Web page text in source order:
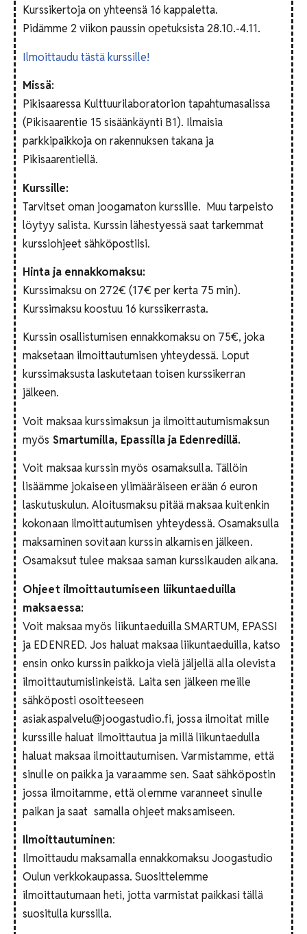
Kurssikertoja on yhteensä 16 kappaletta.
Pidämme 2 viikon paussin opetuksista 28.10.-4.11.
Ilmoittaudu tästäkurssille!
Missä:
Pikisaaressa Kulttuurilaboratorion tapahtumasalissa
(Pikisaarentie 15 sisäänkäynti B1). Ilmaisia
parkkipaikkoja on rakennuksen takana ja
Pikisaarentiellä.
Kurssille:
Tarvitset oman joogamaton kurssille. Muu tarpeisto
löytyy salista. Kurssin lähestyessä saat tarkemmat
kurssiohjeet sähköpostiisi.
Hinta ja ennakkomaksu:
Kurssimaksu on 272€ (17€ per kerta 75 min).
Kurssimaksu koostuu 16 kurssikerrasta.
Kurssin osallistumisen ennakkomaksu on 75€, joka
maksetaan ilmoittautumisen yhteydessä. Loput
kurssimaksusta laskutetaan toisen kurssikerran
jälkeen.
Voit maksaa kurssimaksun ja ilmoittautumismaksun
myös Smartumilla, Epassilla ja Edenredillä.
Voit maksaa kurssin myös osamaksulla. Tällöin
lisäämme jokaiseen ylimääräiseen erään 6 euron
laskutuskulun. Aloitusmaksu pitää maksaa kuitenkin
kokonaan ilmoittautumisen yhteydessä. Osamaksulla
maksaminen sovitaan kurssin alkamisen jälkeen.
Osamaksut tulee maksaa saman kurssikauden aikana.
Ohjeet ilmoittautumiseen liikuntaeduilla
maksaessa:
Voit maksaa myös liikuntaeduilla SMARTUM, EPASSI
ja EDENRED. Jos haluat maksaa liikuntaeduilla, katso
ensin onko kurssin paikkoja vielä jäljellä alla olevista
ilmoittautumislinkeistä. Laita sen jälkeen meille
sähköposti osoitteeseen
asiakaspalvelu@joogastudio.fi, jossa ilmoitat mille
kurssille haluat ilmoittautua ja millä liikuntaedulla
haluat maksaa ilmoittautumisen. Varmistamme, että
sinulle on paikka ja varaamme sen. Saat sähköpostin
jossa ilmoitamme, että olemme varanneet sinulle
paikan ja saat samalla ohjeet maksamiseen.
Ilmoittautuminen:
Ilmoittaudu maksamalla ennakkomaksu Joogastudio
Oulun verkkokaupassa. Suosittelemme
ilmoittautumaan heti, jotta varmistat paikkasi tällä
suositulla kurssilla.